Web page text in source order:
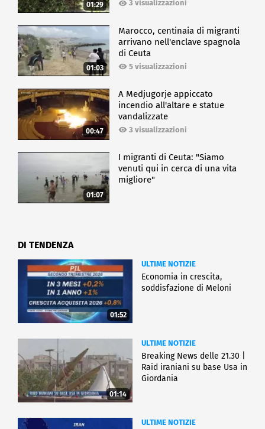
01:29 3 visualizzazioni
01:03
Marocco, centinaia di migranti
arrivano nell'enclave spagnola
di Ceuta
5 visualizzazioni
00:47
A Medjugorje appiccato
incendio all'altare e statue
vandalizzate
3 visualizzazioni
01:07
I migranti di Ceuta: "Siamo
venuti qui in cerca di una vita
migliore"
DI TENDENZA
01:52
ULTIME NOTIZIE
Economia in crescita,
soddisfazione di Meloni
01:14
ULTIME NOTIZIE
Breaking News delle 21.30 |
Raid iraniani su base Usa in
Giordania
ULTIME NOTIZIE